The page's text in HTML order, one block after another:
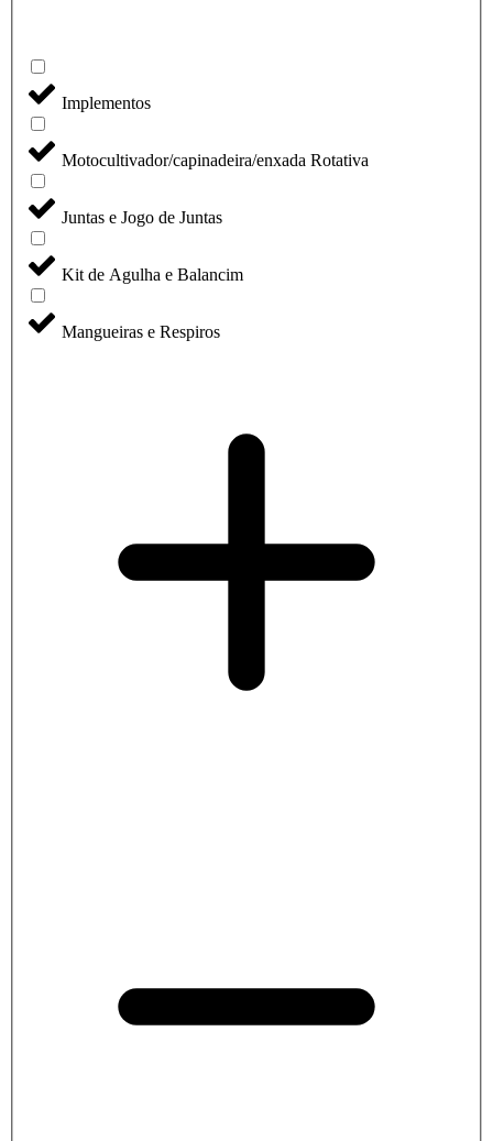
Implementos
Motocultivador/capinadeira/enxada Rotativa
Juntas e Jogo de Juntas
Kit de Agulha e Balancim
Mangueiras e Respiros